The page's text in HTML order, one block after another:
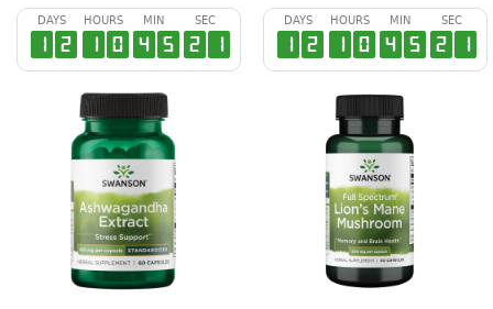
DAYS
1 2
HOURS
1 0
MIN
4 5
SEC
2 0
DAYS
1 2
HOURS
1 0
MIN
4 5
SEC
2 0